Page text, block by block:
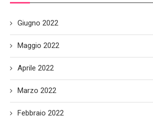
Giugno 2022
Maggio 2022
Aprile 2022
Marzo 2022
Febbraio 2022